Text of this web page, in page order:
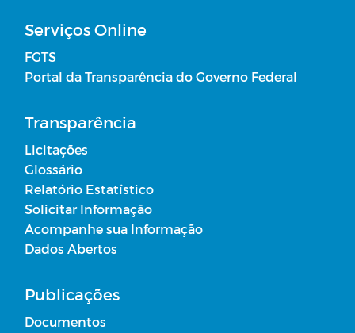
Serviços Online
FGTS
Portal da Transparência do Governo Federal
Transparência
Licitações
Glossário
Relatório Estatístico
Solicitar Informação
Acompanhe sua Informação
Dados Abertos
Publicações
Documentos